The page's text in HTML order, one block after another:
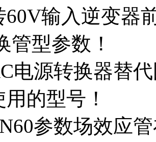
60V输入逆变器
管型参数！
电源转换器替
的型号！
参数场效应